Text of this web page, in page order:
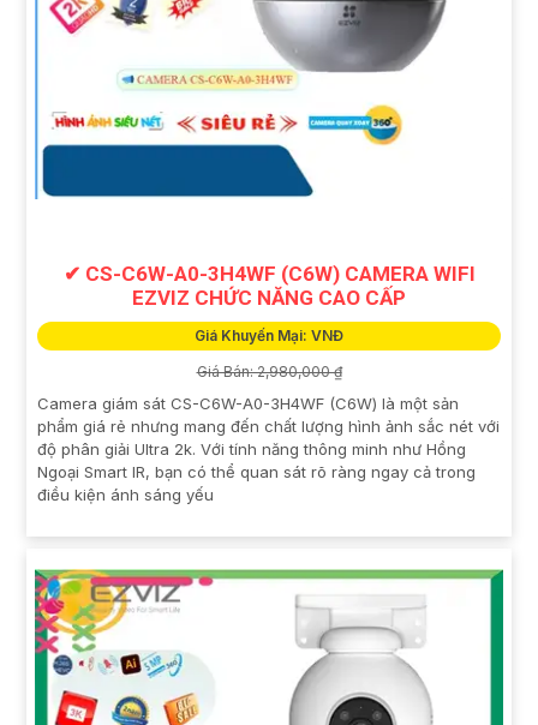
✔ CS-C6W-A0-3H4WF (C6W) CAMERA WIFI
EZVIZ CHỨC NĂNG CAO CẤP
Giá Khuyến Mại: VNĐ
Giá Bán: 2,980,000 ₫
Camera giám sát CS-C6W-A0-3H4WF (C6W) là một sản
phẩm giá rẻ nhưng mang đến chất lượng hình ảnh sắc nét với
độ phân giải Ultra 2k. Với tính năng thông minh như Hồng
Ngoại Smart IR, bạn có thể quan sát rõ ràng ngay cả trong
điều kiện ánh sáng yếu